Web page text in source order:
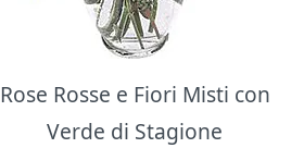
Rose Rosse e Fiori Misti con
Verde di Stagione